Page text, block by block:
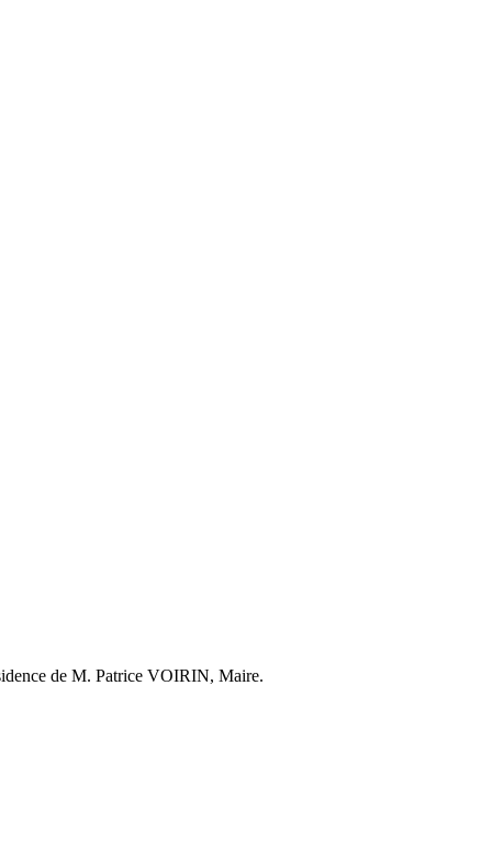
de M. Patrice VOIRIN, Maire.